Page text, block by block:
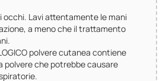
occhi. Lavi attentamente le mani
a meno che il trattamento
polvere cutanea contiene
polvere che potrebbe causare